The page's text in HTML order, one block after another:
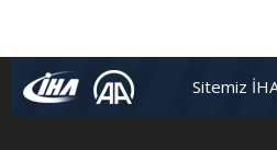
Sitemiz